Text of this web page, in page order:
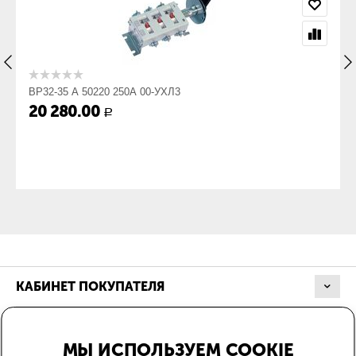
Да
Присоединение
кабеля без
кабельного
Нет
ВР32-35 А 50220 250А 00-УХЛ3
20 280.00 Р
КАБИНЕТ ПОКУПАТЕЛЯ
МЫ ИСПОЛЬЗУЕМ COOKIE